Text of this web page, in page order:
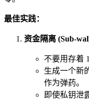
最佳实践：
资金隔离 (Sub-
不要用存着
生成一个新
作为弹药。
即使私钥泄